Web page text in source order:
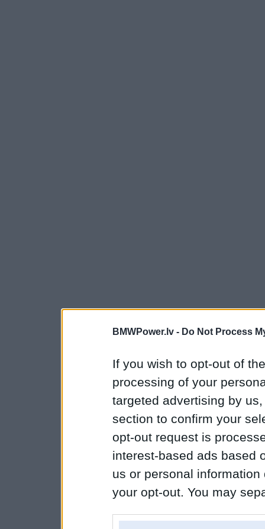
BMWPower.lv - Do Not Process
If you wish to opt-out of
processing of your
targeted advertising by
section to confirm your
opt-out request is
interest-based ads based
us or personal
your opt-out. You may